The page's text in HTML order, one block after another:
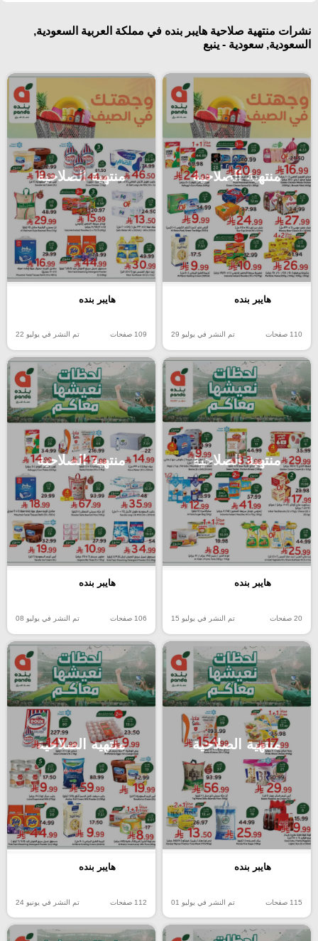
نشرات منتهية صلاحية هايبر بنده في مملكة العربية السعودية,
السعودية, سعودية - ينبع
منتهية الصلاحية
هايبر بنده
110 صفحات تم النشر في يوليو 29
منتهية الصلاحية
هايبر بنده
109 صفحات تم النشر في يوليو 22
منتهية الصلاحية
هايبر بنده
20 صفحات تم النشر في يوليو 15
منتهية الصلاحية
هايبر بنده
106 صفحات تم النشر في يوليو 08
منتهية الصلاحية
هايبر بنده
115 صفحات تم النشر في يوليو 01
منتهية الصلاحية
هايبر بنده
112 صفحات تم النشر في يونيو 24